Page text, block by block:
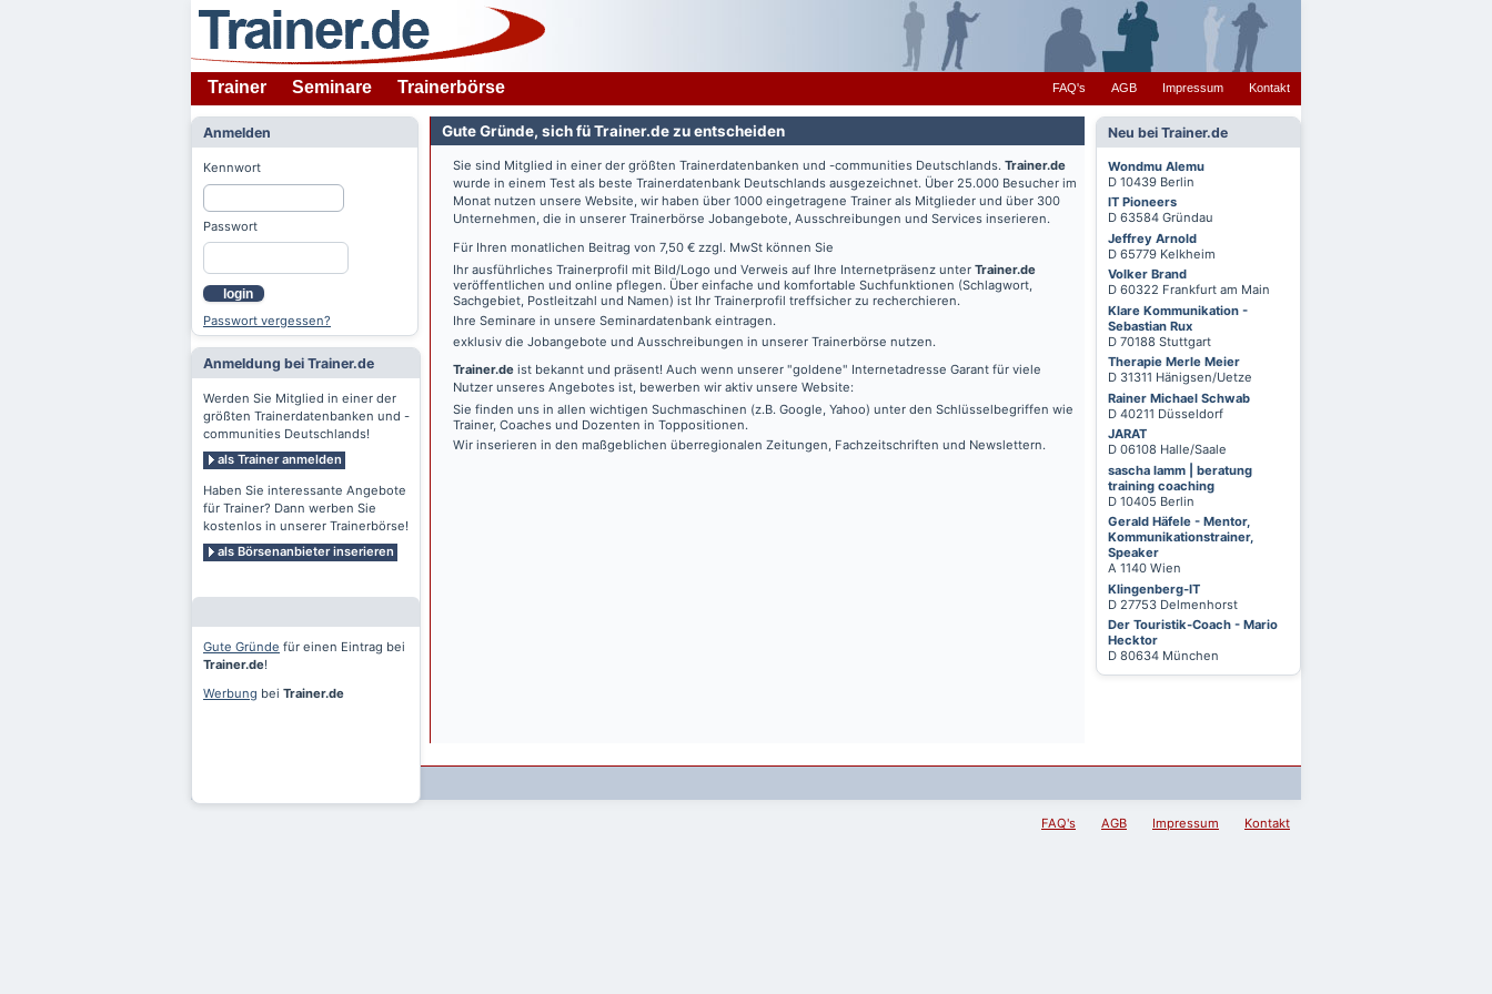
Trainer Seminare Trainerbörse FAQ's AGB Impressum Kontakt
Anmelden
Kennwort
Passwort
login
Passwort vergessen?
Anmeldung bei Trainer.de
Werden Sie Mitglied in einer der
größten Trainerdatenbanken und -
communities Deutschlands!
als Trainer anmelden
Haben Sie interessante Angebote
für Trainer? Dann werben Sie
kostenlos in unserer Trainerbörse!
als Börsenanbieter inserieren
Gute Gründe für einen Eintrag bei
Trainer.de!
Werbung bei Trainer.de
Neu bei Trainer.de
Wondmu Alemu
D 10439 Berlin
IT Pioneers
D 63584 Gründau
Jeffrey Arnold
D 65779 Kelkheim
Volker Brand
D 60322 Frankfurt am Main
Klare Kommunikation -
Sebastian Rux
D 70188 Stuttgart
Therapie Merle Meier
D 31311 Hänigsen/Uetze
Rainer Michael Schwab
D 40211 Düsseldorf
JARAT
D 06108 Halle/Saale
sascha lamm | beratung
training coaching
D 10405 Berlin
Gerald Häfele - Mentor,
Kommunikationstrainer,
Speaker
A 1140 Wien
Klingenberg-IT
D 27753 Delmenhorst
Der Touristik-Coach - Mario
Hecktor
D 80634 München
Gute Gründe, sich fü Trainer.de zu entscheiden
Sie sind Mitglied in einer der größten Trainerdatenbanken und -communities Deutschlands. Trainer.de
wurde in einem Test als beste Trainerdatenbank Deutschlands ausgezeichnet. Über 25.000 Besucher im
Monat nutzen unsere Website, wir haben über 1000 eingetragene Trainer als Mitglieder und über 300
Unternehmen, die in unserer Trainerbörse Jobangebote, Ausschreibungen und Services inserieren.
Für Ihren monatlichen Beitrag von 7,50 € zzgl. MwSt können Sie
Ihr ausführliches Trainerprofil mit Bild/Logo und Verweis auf Ihre Internetpräsenz unter Trainer.de
veröffentlichen und online pflegen. Über einfache und komfortable Suchfunktionen (Schlagwort,
Sachgebiet, Postleitzahl und Namen) ist Ihr Trainerprofil treffsicher zu recherchieren.
Ihre Seminare in unsere Seminardatenbank eintragen.
exklusiv die Jobangebote und Ausschreibungen in unserer Trainerbörse nutzen.
Trainer.de ist bekannt und präsent! Auch wenn unserer "goldene" Internetadresse Garant für viele
Nutzer unseres Angebotes ist, bewerben wir aktiv unsere Website:
Sie finden uns in allen wichtigen Suchmaschinen (z.B. Google, Yahoo) unter den Schlüsselbegriffen wie
Trainer, Coaches und Dozenten in Toppositionen.
Wir inserieren in den maßgeblichen überregionalen Zeitungen, Fachzeitschriften und Newslettern.
FAQ's AGB Impressum Kontakt